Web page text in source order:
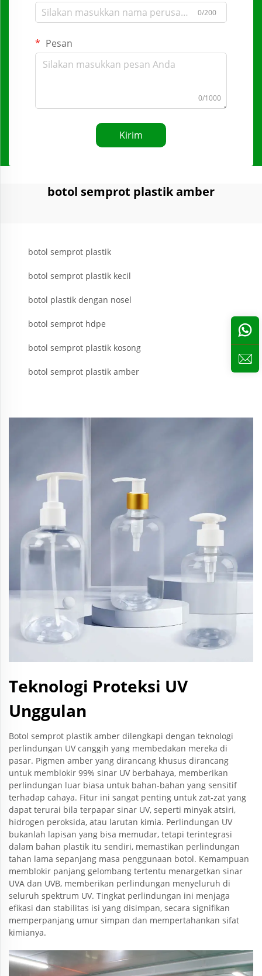
0/200
Pesan
0/1000
Kirim
botol semprot plastik amber
botol semprot plastik
botol semprot plastik kecil
botol plastik dengan nosel
botol semprot hdpe
botol semprot plastik kosong
botol semprot plastik amber
Teknologi Proteksi UV
Unggulan
Botol semprot plastik amber dilengkapi dengan teknologi
perlindungan UV canggih yang membedakan mereka di
pasar. Pigmen amber yang dirancang khusus dirancang
untuk memblokir 99% sinar UV berbahaya, memberikan
perlindungan luar biasa untuk bahan-bahan yang sensitif
terhadap cahaya. Fitur ini sangat penting untuk zat-zat yang
dapat terurai bila terpapar sinar UV, seperti minyak atsiri,
hidrogen peroksida, atau larutan kimia. Perlindungan UV
bukanlah lapisan yang bisa memudar, tetapi terintegrasi
dalam bahan plastik itu sendiri, memastikan perlindungan
tahan lama sepanjang masa penggunaan botol. Kemampuan
memblokir panjang gelombang tertentu menargetkan sinar
UVA dan UVB, memberikan perlindungan menyeluruh di
seluruh spektrum UV. Tingkat perlindungan ini menjaga
efikasi dan stabilitas isi yang disimpan, secara signifikan
memperpanjang umur simpan dan mempertahankan sifat
kimianya.